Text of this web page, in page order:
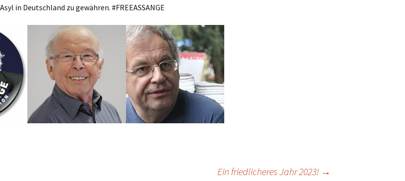
in Deutschland zu gewähren. #FREEASSANGE
Ein friedlicheres Jahr 2023! →